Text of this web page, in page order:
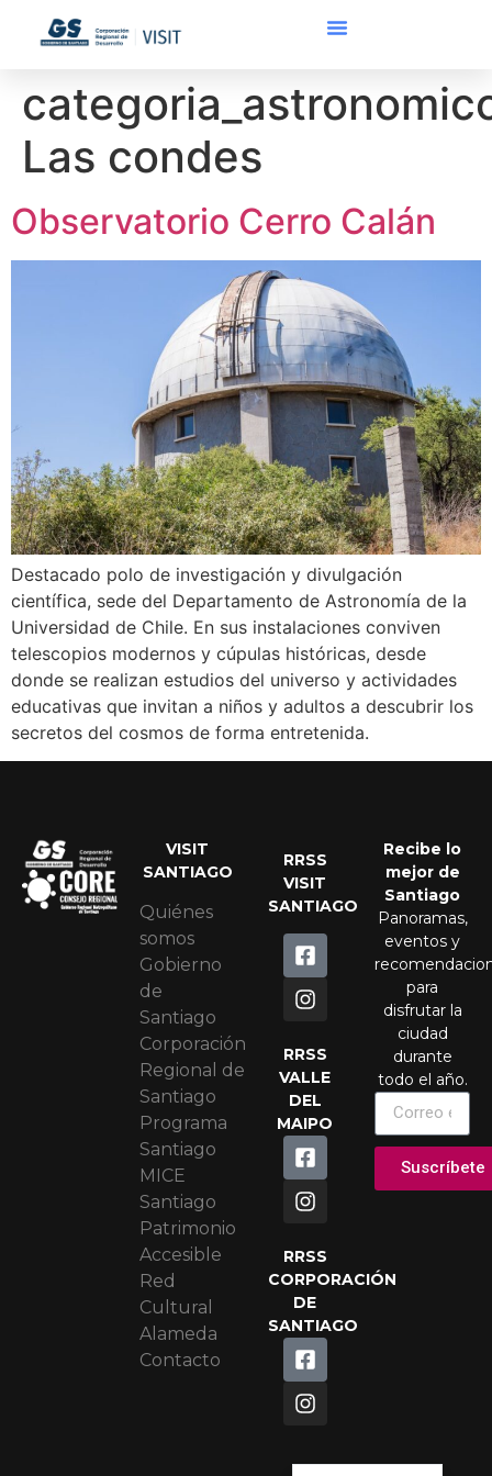
Las condes
Observatorio Cerro Calán
Destacado polo de investigación y divulgación
científica, sede del Departamento de Astronomía de la
Universidad de Chile. En sus instalaciones conviven
telescopios modernos y cúpulas históricas, desde
donde se realizan estudios del universo y actividades
educativas que invitan a niños y adultos a descubrir los
secretos del cosmos de forma entretenida.
VISIT
SANTIAGO
Quiénes
somos
Gobierno
de
Santiago
Corporación
Regional de
Santiago
Programa
Santiago
MICE
Santiago
Patrimonio
Accesible
Red
Cultural
Alameda
Contacto
RRSS
VISIT
SANTIAGO
RRSS
VALLE
DEL
MAIPO
RRSS
CORPORACIÓN
DE
SANTIAGO
Recibe lo
mejor de
Santiago
Panoramas,
eventos y
para
disfrutar la
ciudad
durante
todo el año.
Suscríbete